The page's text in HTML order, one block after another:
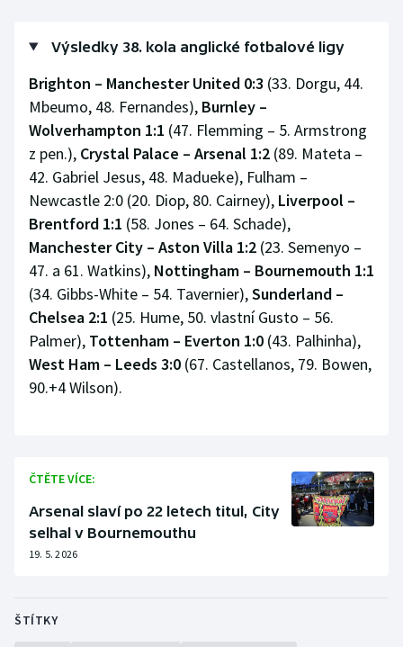
Výsledky 38. kola anglické fotbalové ligy
Brighton – Manchester United 0:3 (33. Dorgu, 44.
Mbeumo, 48. Fernandes), Burnley –
Wolverhampton 1:1 (47. Flemming – 5. Armstrong
z pen.), Crystal Palace – Arsenal 1:2 (89. Mateta –
42. Gabriel Jesus, 48. Madueke), Fulham –
Newcastle 2:0 (20. Diop, 80. Cairney), Liverpool –
Brentford 1:1 (58. Jones – 64. Schade),
Manchester City – Aston Villa 1:2 (23. Semenyo –
47. a 61. Watkins), Nottingham – Bournemouth 1:1
(34. Gibbs-White – 54. Tavernier),Sunderland –
Chelsea 2:1 (25. Hume, 50. vlastní Gusto – 56.
Palmer), Tottenham – Everton 1:0 (43. Palhinha),
West Ham – Leeds 3:0 (67. Castellanos, 79. Bowen,
90.+4 Wilson).
ČTĚTE VÍCE:
Arsenal slaví po 22 letech titul, City
selhal v Bournemouthu
19. 5. 2026
ŠTÍTKY